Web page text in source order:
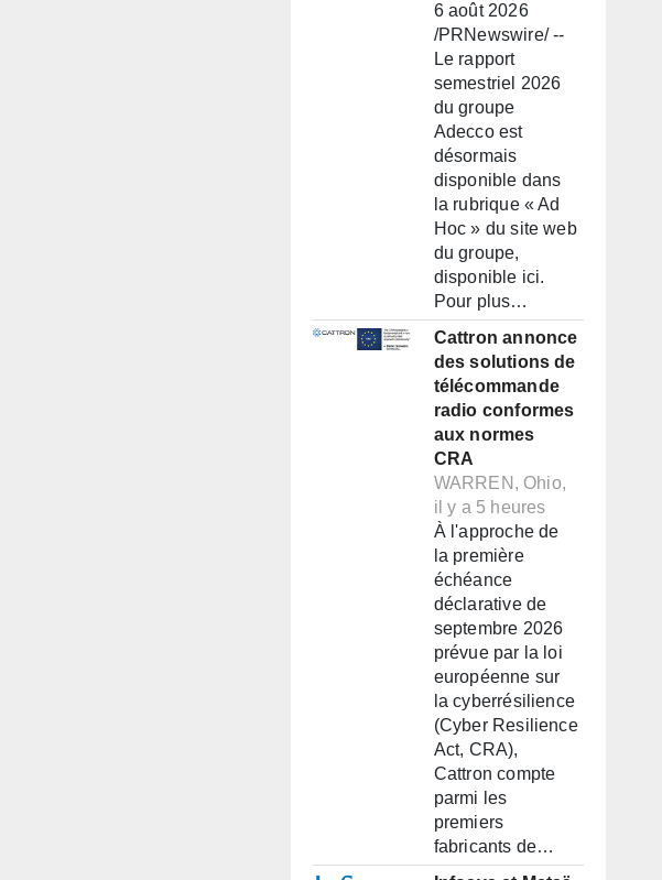
6 août 2026
/PRNewswire/ --
Le rapport
semestriel 2026
du groupe
Adecco est
désormais
disponible dans
la rubrique « Ad
Hoc » du site web
du groupe,
disponible ici.
Pour plus…
Cattron annonce
des solutions de
télécommande
radio conformes
aux normes
CRA
WARREN, Ohio,
il y a 5 heures
À l'approche de
la première
échéance
déclarative de
septembre 2026
prévue par la loi
européenne sur
la cyberrésilience
(Cyber Resilience
Act, CRA),
Cattron compte
parmi les
premiers
fabricants de…